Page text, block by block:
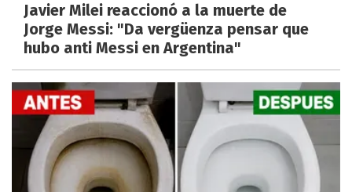
Javier Milei reaccionó a la muerte de
Jorge Messi: "Da vergüenza pensar que
hubo anti Messi en Argentina"